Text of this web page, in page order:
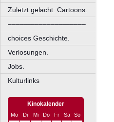
Zuletzt gelacht: Cartoons.
––––––––––––––––––––
choices Geschichte.
Verlosungen.
Jobs.
Kulturlinks
Kinokalender
Mo Di Mi Do Fr Sa
So